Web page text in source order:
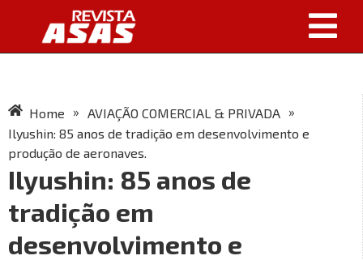
Home » AVIAÇÃO COMERCIAL & PRIVADA »
Ilyushin: 85 anos de tradição em desenvolvimento e
produção de aeronaves.
Ilyushin: 85 anos de
tradição em
desenvolvimento e